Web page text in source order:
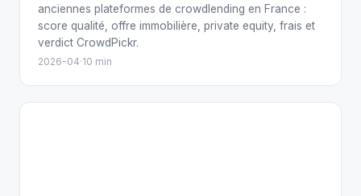
anciennes plateformes de crowdlending en France :
score qualité, offre immobilière, private equity, frais et
verdict CrowdPickr.
2026-04·10 min
FISCALITÉ